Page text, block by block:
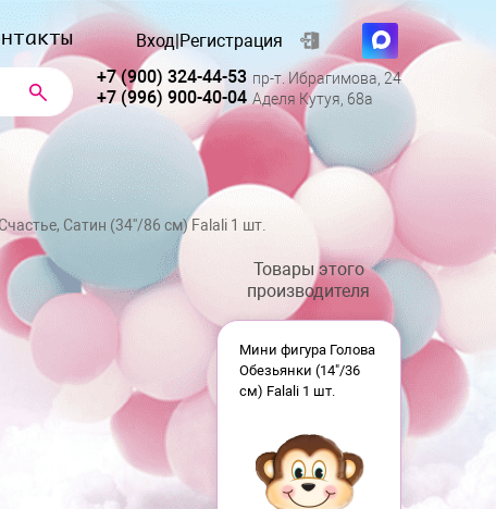
Вход|Регистрация
+7 (900) 324-44-53 пр-т. Ибрагимова, 24
+7 (996) 900-40-04 Аделя Кутуя, 68а
Сатин (34''/86 см) Falali 1 шт.
Товары этого
производителя
Мини фигура Голова
Обезьянки (14"/36
см) Falali 1 шт.